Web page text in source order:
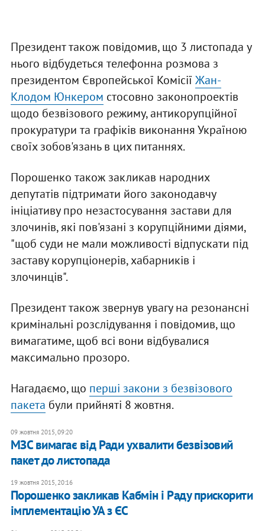
Президент також повідомив, що 3 листопада у
нього відбудеться телефонна розмова з
президентом Європейської Комісії Жан-
Клодом Юнкером стосовно законопроектів
щодо безвізового режиму, антикорупційної
прокуратури та графіків виконання Україною
своїх зобов'язань в цих питаннях.
Порошенко також закликав народних
депутатів підтримати його законодавчу
ініціативу про незастосування застави для
злочинів, які пов'язані з корупційними діями,
"щоб суди не мали можливості відпускати під
заставу корупціонерів, хабарників і
злочинців".
Президент також звернув увагу на резонансні
кримінальні розслідування і повідомив, що
вимагатиме, щоб всі вони відбувалися
максимально прозоро.
Нагадаємо, що перші закони з безвізового
пакета були прийняті 8 жовтня.
09 жовтня 2015, 09:20
МЗС вимагає від Ради ухвалити безвізовий
пакет до листопада
19 жовтня 2015, 20:16
Порошенко закликав Кабмін і Раду прискорити
імплементацію УА з ЄС